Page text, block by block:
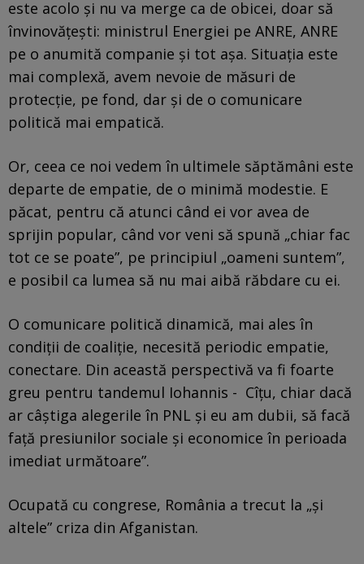
este acolo și nu va merge ca de obicei, doar să
învinovățești: ministrul Energiei pe ANRE, ANRE
pe o anumită companie și tot așa. Situația este
mai complexă, avem nevoie de măsuri de
protecție, pe fond, dar și de o comunicare
politică mai empatică.
Or, ceea ce noi vedem în ultimele săptămâni este
departe de empatie, de o minimă modestie. E
păcat, pentru că atunci când ei vor avea de
sprijin popular, când vor veni să spună „chiar fac
tot ce se poate”, pe principiul „oameni suntem”,
e posibil ca lumea să nu mai aibă răbdare cu ei.
O comunicare politică dinamică, mai ales în
condiții de coaliție, necesită periodic empatie,
conectare. Din această perspectivă va fi foarte
greu pentru tandemul Iohannis - Cîțu, chiar dacă
ar câștiga alegerile în PNL și eu am dubii, să facă
față presiunilor sociale și economice în perioada
imediat următoare”.
Ocupată cu congrese, România a trecut la „și
altele” criza din Afganistan.